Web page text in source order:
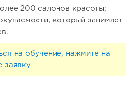
200 салонов красоты;
который занимает
на обучение, нажмите на
заявку